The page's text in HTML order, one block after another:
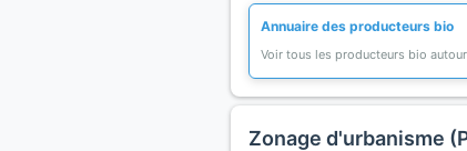
Annuaire des producteurs bio
Voir tous les producteurs bio
Zonage d'urbanisme